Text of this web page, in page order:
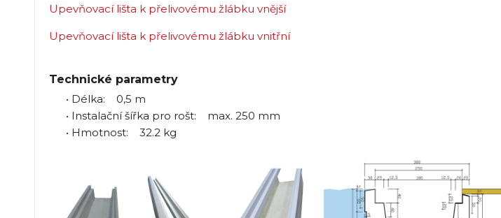
Upevňovací lišta k přelivovému žlábku vnější
Upevňovací lišta k přelivovému žlábku vnitřní
Technické parametry
• Délka: 0,5 m
• Instalační šířka pro rošt: max. 250 mm
• Hmotnost: 32.2 kg